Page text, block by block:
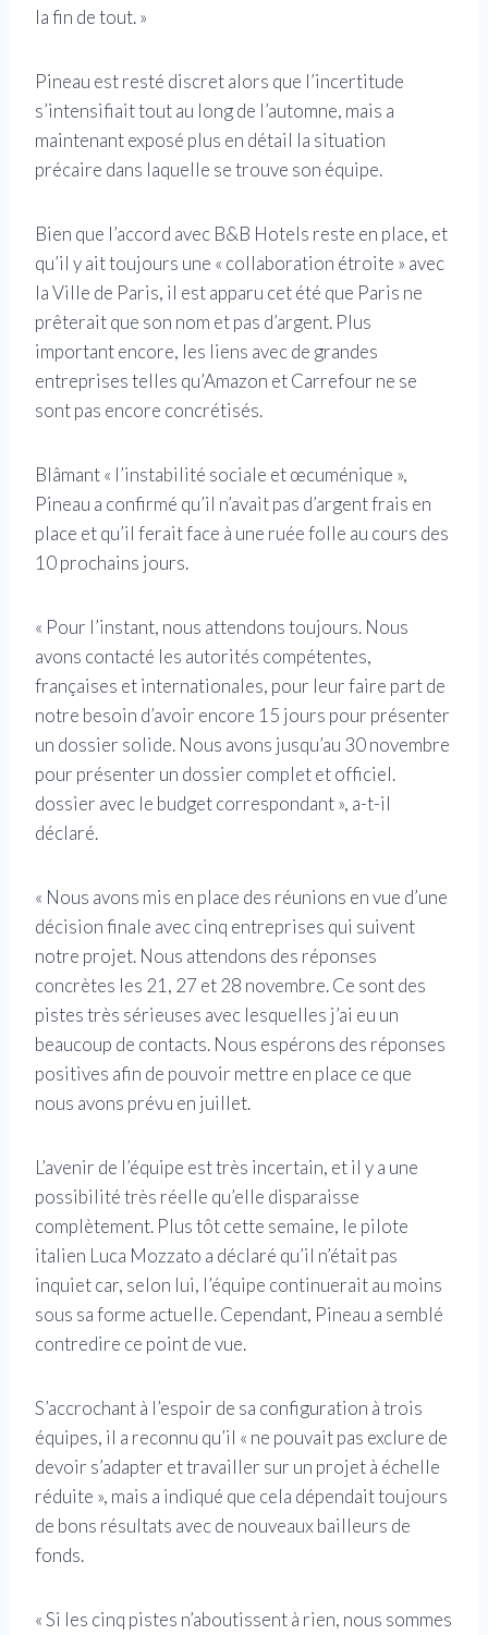
la fin de tout. »
Pineau est resté discret alors que l’incertitude
s’intensifiait tout au long de l’automne, mais a
maintenant exposé plus en détail la situation
précaire dans laquelle se trouve son équipe.
Bien que l’accord avec B&B Hotels reste en place, et
qu’il y ait toujours une « collaboration étroite » avec
la Ville de Paris, il est apparu cet été que Paris ne
prêterait que son nom et pas d’argent. Plus
important encore, les liens avec de grandes
entreprises telles qu’Amazon et Carrefour ne se
sont pas encore concrétisés.
Blâmant « l’instabilité sociale et œcuménique »,
Pineau a confirmé qu’il n’avait pas d’argent frais en
place et qu’il ferait face à une ruée folle au cours des
10 prochains jours.
« Pour l’instant, nous attendons toujours. Nous
avons contacté les autorités compétentes,
françaises et internationales, pour leur faire part de
notre besoin d’avoir encore 15 jours pour présenter
un dossier solide. Nous avons jusqu’au 30 novembre
pour présenter un dossier complet et officiel.
dossier avec le budget correspondant », a-t-il
déclaré.
« Nous avons mis en place des réunions en vue d’une
décision finale avec cinq entreprises qui suivent
notre projet. Nous attendons des réponses
concrètes les 21, 27 et 28 novembre. Ce sont des
pistes très sérieuses avec lesquelles j’ai eu un
beaucoup de contacts. Nous espérons des réponses
positives afin de pouvoir mettre en place ce que
nous avons prévu en juillet.
L’avenir de l’équipe est très incertain, et il y a une
possibilité très réelle qu’elle disparaisse
complètement. Plus tôt cette semaine, le pilote
italien Luca Mozzato a déclaré qu’il n’était pas
inquiet car, selon lui, l’équipe continuerait au moins
sous sa forme actuelle. Cependant, Pineau a semblé
contredire ce point de vue.
S’accrochant à l’espoir de sa configuration à trois
équipes, il a reconnu qu’il « ne pouvait pas exclure de
devoir s’adapter et travailler sur un projet à échelle
réduite », mais a indiqué que cela dépendait toujours
de bons résultats avec de nouveaux bailleurs de
fonds.
« Si les cinq pistes n’aboutissent à rien, nous sommes